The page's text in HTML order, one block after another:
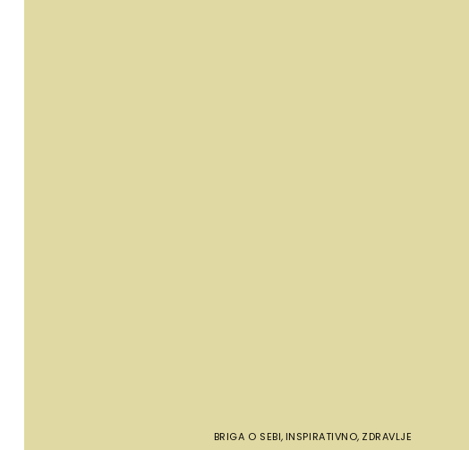
BRIGA O SEBI, INSPIRATIVNO, ZDRAVLJE